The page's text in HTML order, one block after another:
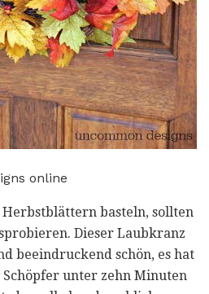
online
basteln, sollten
Dieser Laubkranz
beeindruckend schön, es hat
unter zehn Minuten